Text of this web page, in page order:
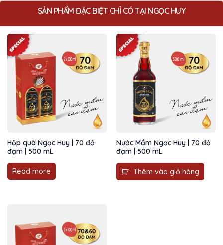
SẢN PHẨM ĐẶC BIỆT CHỈ CÓ TẠI NGỌC HUY
Hộp quà Ngọc Huy | 70 độ
đạm | 500 mL
Read more
Nước Mắm Ngọc Huy | 70 độ
đạm | 500 mL
Thêm vào giỏ hàng